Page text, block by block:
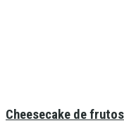
Cheesecake de